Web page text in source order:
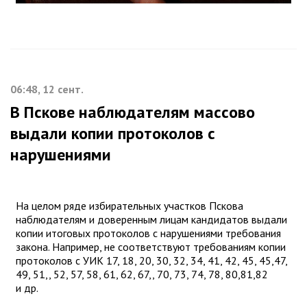
06:48, 12 сент.
В Пскове наблюдателям массово
выдали копии протоколов с
нарушениями
На целом ряде избирательных участков Пскова
наблюдателям и доверенным лицам кандидатов выдали
копии итоговых протоколов с нарушениями требования
закона. Например, не соответствуют требованиям копии
протоколов с УИК 17, 18, 20, 30, 32, 34, 41, 42, 45, 45,47,
49, 51,, 52, 57, 58, 61, 62, 67,, 70, 73, 74, 78, 80,81,82
и др.